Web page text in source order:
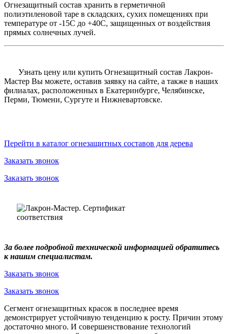
Огнезащитный состав хранить в герметичной
полиэтиленовой таре в складских, сухих помещениях при
температуре от -15С до +40С, защищенных от воздействия
прямых солнечных лучей.
Узнать цену или купить Огнезащитный состав Лакрон-
Мастер Вы можете, оставив заявку на сайте, а также в наших
филиалах, расположенных в Екатеринбурге, Челябинске,
Перми, Тюмени, Сургуте и Нижневартовске.
Перейти в каталог огнезащитных составов для дерева
Заказать звонок
Заказать звонок
За более подробной технической информацией обратитесь
к нашим специалистам.
Заказать звонок
Заказать звонок
Сегмент огнезащитных красок в последнее время
демонстрирует устойчивую тенденцию к росту. Причин этому
достаточно много. И совершенствование технологий